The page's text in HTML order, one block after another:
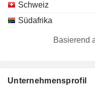
Schweiz
Südafrika
Dänemark
Basierend
Unternehmensprofil